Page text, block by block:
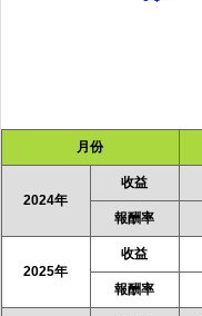
月份
2024年
收益
報酬率
2025年
收益
報酬率